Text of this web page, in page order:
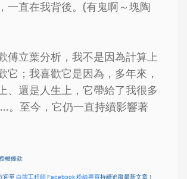
一直在我背後。(有鬼啊～塊陶
立葉分析，我不是因為計算上
它；我喜歡它是因為，多年來，
、還是人生上，它帶給了我很多
。至今，它仍一直持續影響著
權條款
迎至白牌工程師 Facebook 粉絲專頁持續追蹤最新文章！